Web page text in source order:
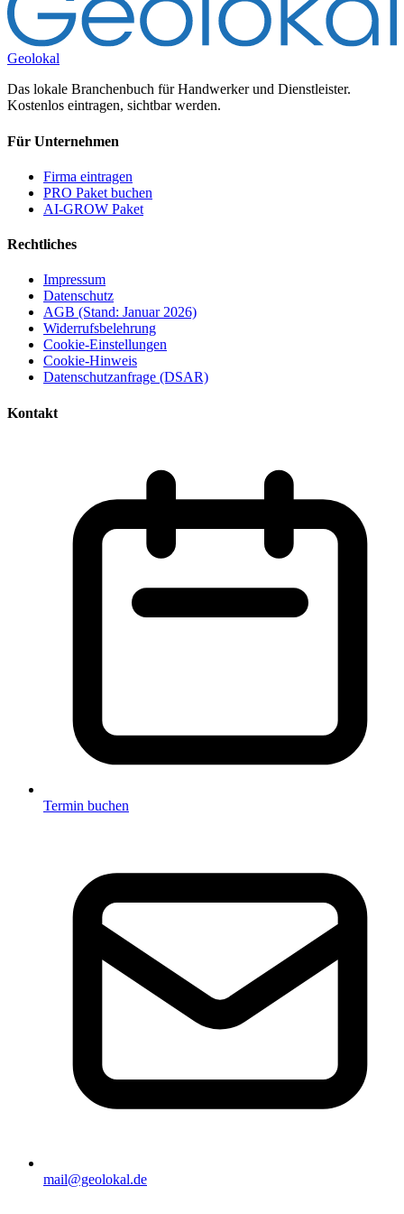
Geolokal
Das lokale Branchenbuch für Handwerker und Dienstleister.
Kostenlos eintragen, sichtbar werden.
Für Unternehmen
Firma eintragen
PRO Paket buchen
AI-GROW Paket
Rechtliches
Impressum
Datenschutz
AGB (Stand: Januar 2026)
Widerrufsbelehrung
Cookie-Einstellungen
Cookie-Hinweis
Datenschutzanfrage (DSAR)
Kontakt
Termin buchen
mail@geolokal.de